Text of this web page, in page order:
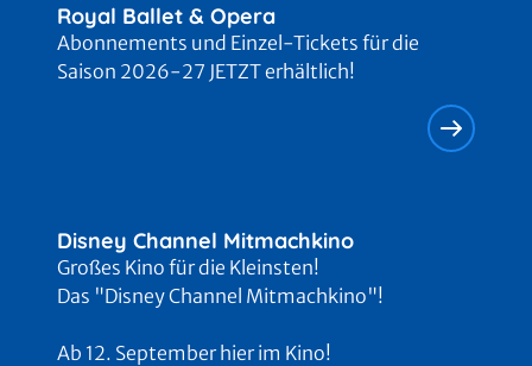
Royal Ballet & Opera
Abonnements und Einzel-Tickets für die
Saison 2026-27 JETZT erhältlich!
Disney Channel Mitmachkino
Großes Kino für die Kleinsten!
Das "Disney Channel Mitmachkino"!
Ab 12. September hier im Kino!